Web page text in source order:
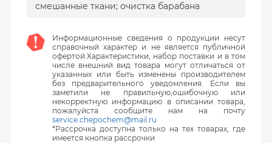
смешанные ткани; очистка барабана
Информационные сведения о продукции несут
справочный характер и не является публичной
офертой.Характеристики, набор поставки и в том
числе внешний вид товара могут отличаться от
указанных или быть изменены производителем
без предварительного уведомления. Если вы
заметили не правильную,ошибочную или
некорректную информацию в описании товара,
пожалуйста сообщите нам на почту
service.chepochem@mail.ru
*Рассрочка доступна только на тех товарах, где
имеется кнопка рассрочки